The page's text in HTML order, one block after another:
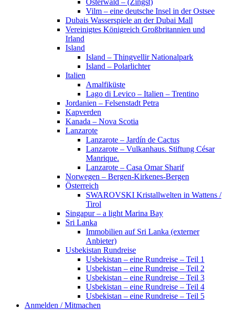
Osterwald – (Zingst)
Vilm – eine deutsche Insel in der Ostsee
Dubais Wasserspiele an der Dubai Mall
Vereinigtes Königreich Großbritannien und
Irland
Island
Island – Thingvellir Nationalpark
Island – Polarlichter
Italien
Amalfiküste
Lago di Levico – Italien – Trentino
Jordanien – Felsenstadt Petra
Kapverden
Kanada – Nova Scotia
Lanzarote
Lanzarote – Jardín de Cactus
Lanzarote – Vulkanhaus. Stiftung César
Manrique.
Lanzarote – Casa Omar Sharif
Norwegen – Bergen-Kirkenes-Bergen
Österreich
SWAROVSKI Kristallwelten in Wattens /
Tirol
Singapur – a light Marina Bay
Sri Lanka
Immobilien auf Sri Lanka (externer
Anbieter)
Usbekistan Rundreise
Usbekistan – eine Rundreise – Teil 1
Usbekistan – eine Rundreise – Teil 2
Usbekistan – eine Rundreise – Teil 3
Usbekistan – eine Rundreise – Teil 4
Usbekistan – eine Rundreise – Teil 5
Anmelden / Mitmachen